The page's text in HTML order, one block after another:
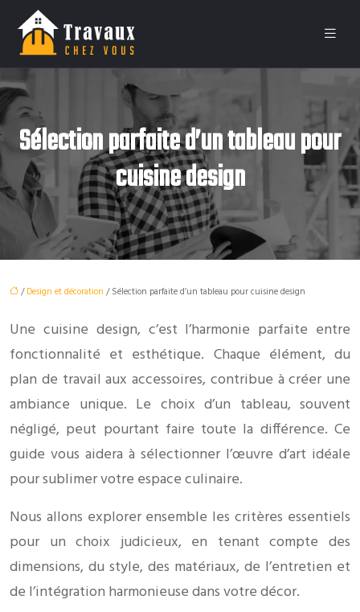
Sélection parfaite d’un tableau pour
cuisine design
/Design et décoration / Sélection parfaite d’un tableau pour cuisine design
Une cuisine design, c’est l’harmonie parfaite entre
fonctionnalité et esthétique. Chaque élément, du
plan de travail aux accessoires, contribue à créer une
ambiance unique. Le choix d’un tableau, souvent
négligé, peut pourtant faire toute la différence. Ce
guide vous aidera à sélectionner l’œuvre d’art idéale
pour sublimer votre espace culinaire.
Nous allons explorer ensemble les critères essentiels
pour un choix judicieux, en tenant compte des
dimensions, du style, des matériaux, de l’entretien et
de l’intégration harmonieuse dans votre décor.